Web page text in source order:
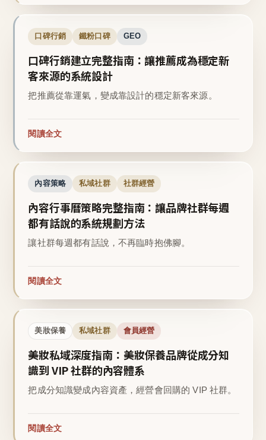
口碑行銷 鐵粉口碑 GEO
口碑行銷建立完整指南：讓推薦成為穩定新
客來源的系統設計
把推薦從靠運氣，變成靠設計的穩定新客來源。
閱讀全文
內容策略 私域社群 社群經營
內容行事曆策略完整指南：讓品牌社群每週
都有話說的系統規劃方法
讓社群每週都有話說，不再臨時抱佛腳。
閱讀全文
美妝保養 私域社群 會員經營
美妝私域深度指南：美妝保養品牌從成分知
識到 VIP 社群的內容體系
把成分知識變成內容資產，經營會回購的 VIP 社群。
閱讀全文